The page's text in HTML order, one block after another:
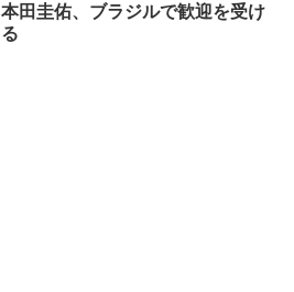
本田圭佑、ブラジルで歓迎を受け
る